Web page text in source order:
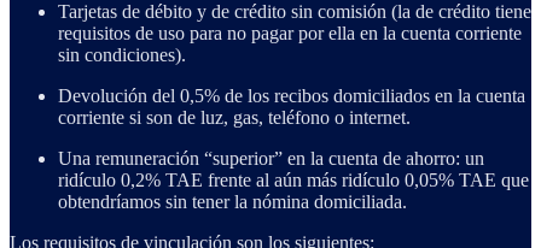
Tarjetas de débito y de crédito sin comisión (la de crédito tiene
requisitos de uso para no pagar por ella en la cuenta corriente
sin condiciones).
Devolución del 0,5% de los recibos domiciliados en la cuenta
corriente si son de luz, gas, teléfono o internet.
Una remuneración “superior” en la cuenta de ahorro: un
ridículo 0,2% TAE frente al aún más ridículo 0,05% TAE que
obtendríamos sin tener la nómina domiciliada.
Los requisitos de vinculación son los siguientes: